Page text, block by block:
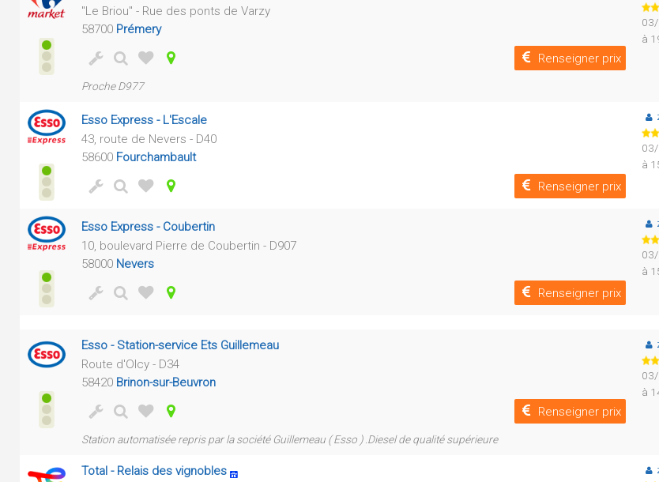
"Le Briou" - Rue des ponts de Varzy
58700 Prémery
Renseigner prix
Proche D977
à
Esso Express - L'Escale
43, route de Nevers - D40
58600 Fourchambault
Renseigner prix
à
Esso Express - Coubertin
10, boulevard Pierre de Coubertin - D907
58000 Nevers
Renseigner prix
à
Esso - Station-service Ets Guillemeau
Route d'Olcy - D34
58420 Brinon-sur-Beuvron
Renseigner prix
Station automatisée repris par la société Guillemeau ( Esso ) .Diesel de qualité supérieure
à
Total - Relais des vignobles